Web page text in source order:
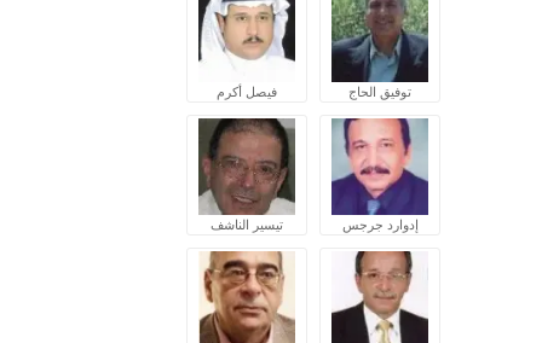
توفيق الحاج فيصل أكرم
إدوارد جرجس تيسير الناشف